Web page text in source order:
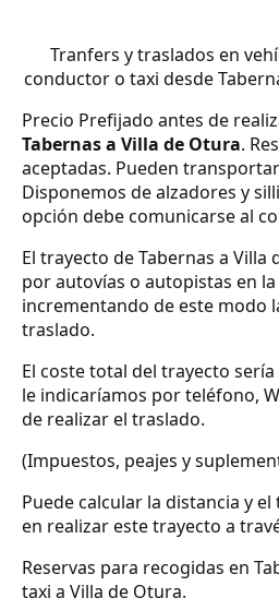
Tranfers y traslados en
conductor o taxi desde
Precio Prefijado antes de
Tabernas a Villa de Otura.
aceptadas. Pueden
Disponemos de alzadores y
opción debe comunicarse al
El trayecto de Tabernas a Villa
por autovías o autopistas en
incrementando de este modo
traslado.
El coste total del trayecto
le indicaríamos por teléfono,
de realizar el traslado.
(Impuestos, peajes y
Puede calcular la distancia y
en realizar este trayecto a
Reservas para recogidas en
taxi a Villa de Otura.